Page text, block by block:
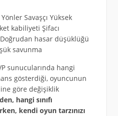
Savaşçı Yüksek
kabiliyeti Şifacı
hasar düşüklüğü
savunma
sunucularında hangi
gösterdiği, oyuncunun
göre değişiklik
hangi sınıfı
kendi oyun tarzınızı